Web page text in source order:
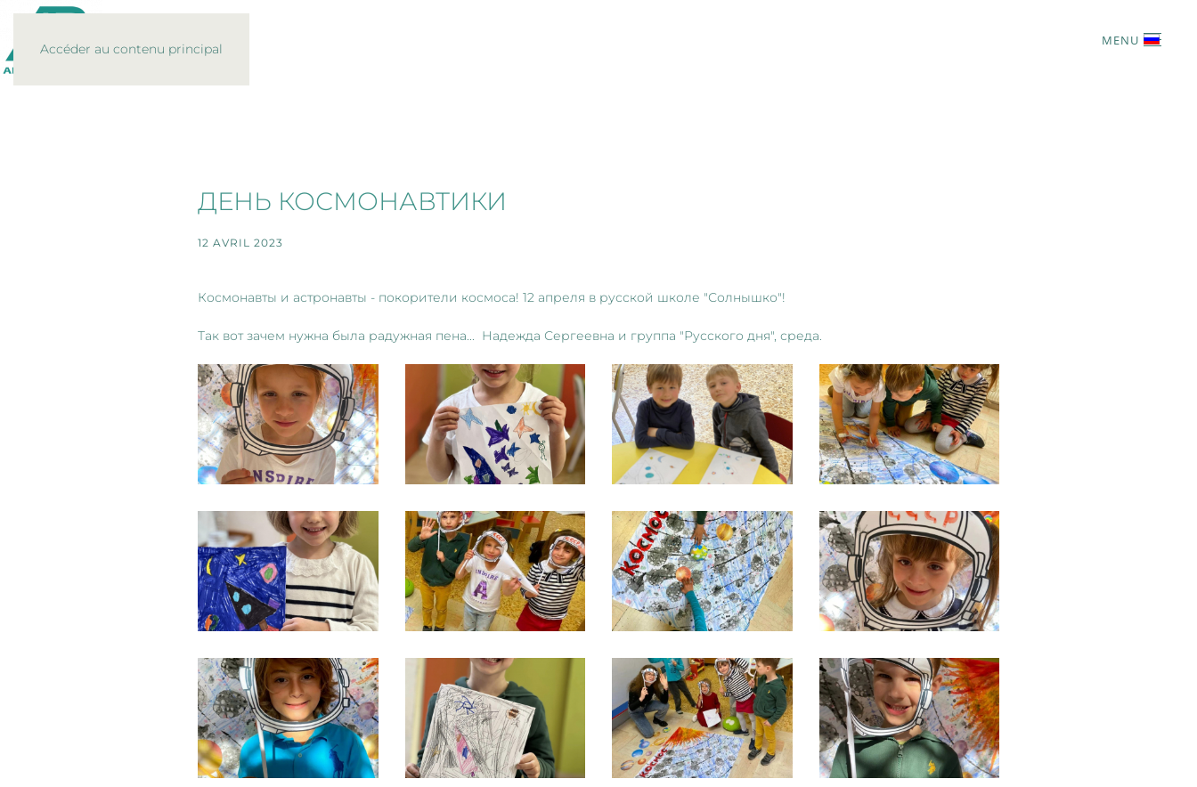
Accéder au contenu principal
MENU
ДЕНЬ КОСМОНАВТИКИ
12 AVRIL 2023
Космонавты и астронавты - покорители космоса! 12 апреля в русской школе "Солнышко"!
Так вот зачем нужна была радужная пена... Надежда Сергеевна и группа "Русского дня", среда.